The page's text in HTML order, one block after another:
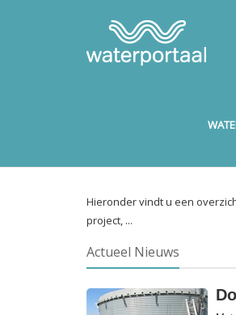
Hieronder vindt u een
project, ...
Actueel Nieuws